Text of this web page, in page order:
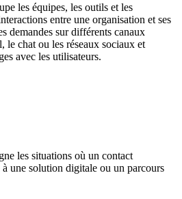
les équipes, les outils et les
entre une organisation et ses
demandes sur différents canaux
le chat ou les réseaux sociaux et
avec les utilisateurs.
les situations où un contact
une solution digitale ou un parcours